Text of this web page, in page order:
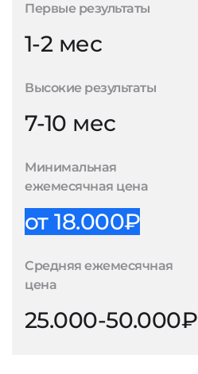
Первые результаты
1-2 мес
Высокие результаты
7-10 мес
Минимальная
ежемесячная цена
от 18.000₽
Средняя ежемесячная
цена
25.000-50.000₽